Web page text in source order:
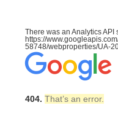
There was an Analytics
https://
58748/webproperties/UA-
404. That’s an error.